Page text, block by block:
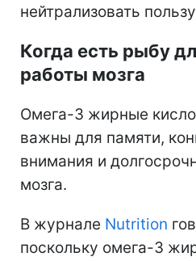
нейтрализовать
Когда есть рыбу
работы мозга
Омега-3 жирные
важны для памяти,
внимания и
мозга.
В журнале Nutrition
поскольку омега-3